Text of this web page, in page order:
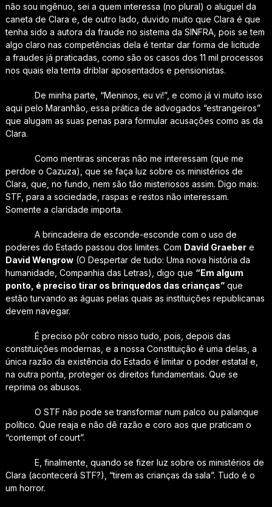
não sou ingênuo, sei a quem interessa (no plural) o aluguel da
caneta de Clara e, de outro lado, duvido muito que Clara é que
tenha sido a autora da fraude no sistema da SINFRA, pois se tem
algo claro nas competências dela é tentar dar forma de licitude
a fraudes já praticadas, como são os casos dos 11 mil processos
nos quais ela tenta driblar aposentados e pensionistas.
De minha parte, “Meninos, eu vi!”, e como já vi muito isso
aqui pelo Maranhão, essa prática de advogados “estrangeiros”
que alugam as suas penas para formular acusações como as da
Clara.
Como mentiras sinceras não me interessam (que me
perdoe o Cazuza), que se faça luz sobre os ministérios de
Clara, que, no fundo, nem são tão misteriosos assim. Digo mais:
STF, para a sociedade, raspas e restos não interessam.
Somente a claridade importa.
A brincadeira de esconde-esconde com o uso de
poderes do Estado passou dos limites. Com David Graebere
David Wengrow(O Despertar de tudo: Uma nova história da
humanidade, Companhia das Letras), digo que “Em algum
ponto, é preciso tirar os brinquedos das crianças”que
estão turvando as águas pelas quais as instituições republicanas
devem navegar.
É preciso pôr cobro nisso tudo, pois, depois das
constituições modernas, e a nossa Constituição é uma delas, a
única razão da existência do Estado é limitar o poder estatal e,
na outra ponta, proteger os direitos fundamentais. Que se
reprima os abusos.
O STF não pode se transformar num palco ou palanque
político. Que reaja e não dê razão e coro aos que praticam o
“contempt of court”.
E, finalmente, quando se fizer luz sobre os ministérios de
Clara (acontecerá STF?), “tirem as crianças da sala”. Tudo é o
um horror.